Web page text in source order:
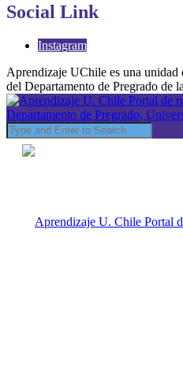
Social Link
Instagram
Aprendizaje UChile es una unidad
del Departamento de Pregrado de